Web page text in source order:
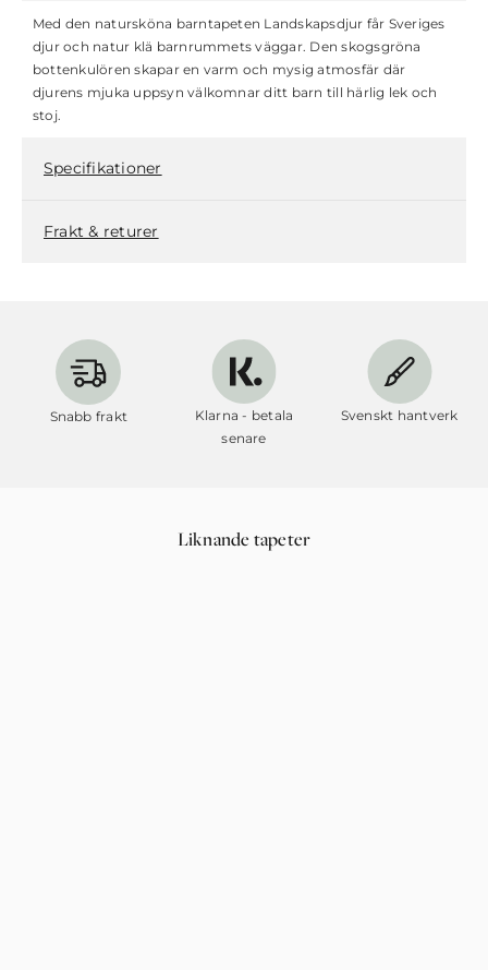
Med den natursköna barntapeten Landskapsdjur får Sveriges
djur och natur klä barnrummets väggar. Den skogsgröna
bottenkulören skapar en varm och mysig atmosfär där
djurens mjuka uppsyn välkomnar ditt barn till härlig lek och
stoj.
Specifikationer
Frakt & returer
Snabb frakt
Klarna - betala
senare
Svenskt hantverk
Liknande tapeter